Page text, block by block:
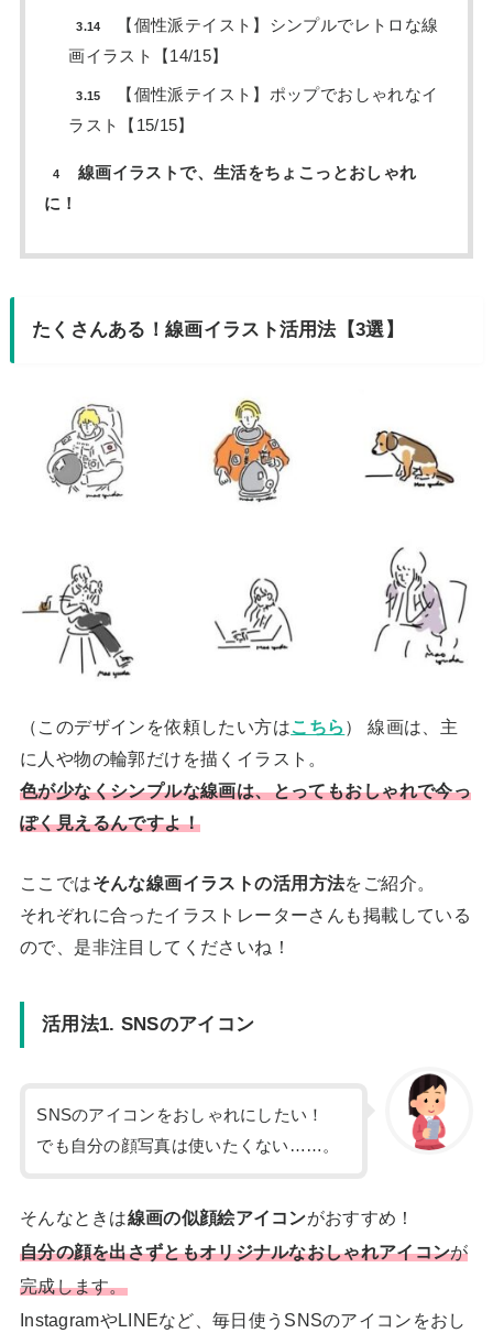
3.14
【個性派テイスト】シンプルでレトロな線
画イラスト【14/15】
3.15
【個性派テイスト】ポップでおしゃれなイ
ラスト【15/15】
4
線画イラストで、生活をちょこっとおしゃれ
に！
たくさんある！線画イラスト活用法【3選】
（このデザインを依頼したい方はこちら ） 線画は、主
に人や物の輪郭だけを描くイラスト。
色が少なくシンプルな線画は、とってもおしゃれで今っ
ぽく見えるんですよ！
ここではそんな線画イラストの活用方法をご紹介。
それぞれに合ったイラストレーターさんも掲載している
ので、是非注目してくださいね！
活用法1. SNSのアイコン
SNSのアイコンをおしゃれにしたい！
でも自分の顔写真は使いたくない……。
そんなときは線画の似顔絵アイコンがおすすめ！
自分の顔を出さずともオリジナルなおしゃれアイコンが
完成します。
InstagramやLINEなど、毎日使うSNSのアイコンをおし